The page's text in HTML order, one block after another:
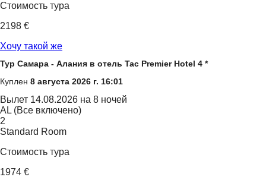
Стоимость тура
2198 €
Хочу такой же
Тур Самара - Алания в отель Tac Premier Hotel 4 *
Куплен 8 августа 2026 г. 16:01
Вылет 14.08.2026 на 8 ночей
AL (Все включено)
2
Standard Room
Стоимость тура
1974 €